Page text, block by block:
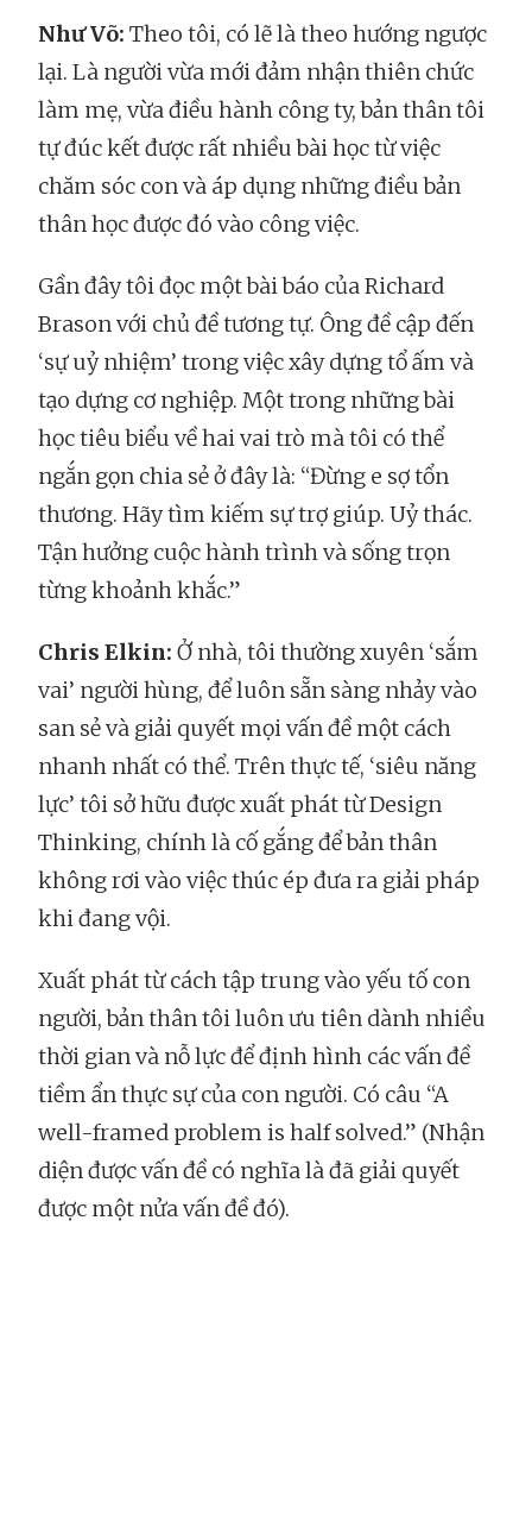
Như Võ: Theo tôi, có lẽ là theo hướng ngược
lại. Là người vừa mới đảm nhận thiên chức
làm mẹ, vừa điều hành công ty, bản thân tôi
tự đúc kết được rất nhiều bài học từ việc
chăm sóc con và áp dụng những điều bản
thân học được đó vào công việc.
Gần đây tôi đọc một bài báo của Richard
Brason với chủ đề tương tự. Ông đề cập đến
‘sự uỷ nhiệm’ trong việc xây dựng tổ ấm và
tạo dựng cơ nghiệp. Một trong những bài
học tiêu biểu về hai vai trò mà tôi có thể
ngắn gọn chia sẻ ở đây là: “Đừng e sợ tổn
thương. Hãy tìm kiếm sự trợ giúp. Uỷ thác.
Tận hưởng cuộc hành trình và sống trọn
từng khoảnh khắc.”
Chris Elkin: Ở nhà, tôi thường xuyên ‘sắm
vai’ người hùng, để luôn sẵn sàng nhảy vào
san sẻ và giải quyết mọi vấn đề một cách
nhanh nhất có thể. Trên thực tế, ‘siêu năng
lực’ tôi sở hữu được xuất phát từ Design
Thinking, chính là cố gắng để bản thân
không rơi vào việc thúc ép đưa ra giải pháp
khi đang vội.
Xuất phát từ cách tập trung vào yếu tố con
người, bản thân tôi luôn ưu tiên dành nhiều
thời gian và nỗ lực để định hình các vấn đề
tiềm ẩn thực sự của con người. Có câu “A
well-framed problem is half solved.” (Nhận
diện được vấn đề có nghĩa là đã giải quyết
được một nửa vấn đề đó).